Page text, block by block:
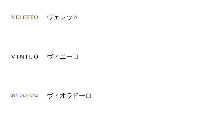
ヴェレット
ヴィニーロ
ヴィオラドーロ